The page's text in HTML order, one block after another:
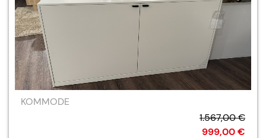
KOMMODE
1.567,00 €
999,00 €